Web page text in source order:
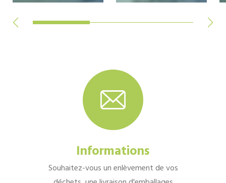
Informations
Souhaitez-vous un enlèvement de vos